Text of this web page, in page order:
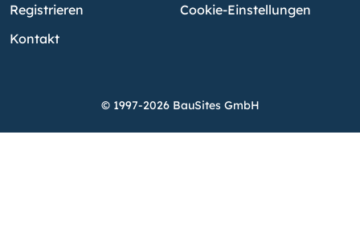
Registrieren
Kontakt
Cookie-Einstellungen
© 1997-2026 BauSites GmbH